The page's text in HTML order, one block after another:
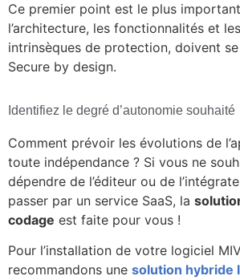
Ce premier point est le plus
l’architecture, les fonctionnalités et
intrinsèques de protection, doivent
Secure by design.
Identifiez le degré d’autonomie souhaité
Comment prévoir les évolutions de
toute indépendance ? Si vous ne
dépendre de l’éditeur ou de
passer par un service SaaS, la
codage est faite pour vous !
Pour l’installation de votre logiciel
recommandons une solution hybride